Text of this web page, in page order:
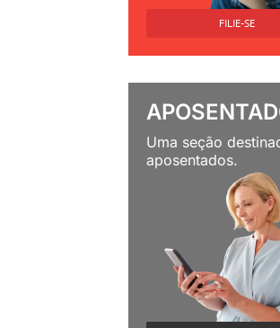
FILIE-SE
Uma seção
aposentados.